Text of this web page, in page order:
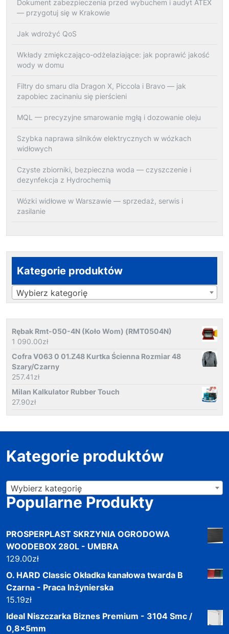
Dokument zabezpieczenia przed wybuchem i audyt ATEX
— przygotuj się w Krakowie
Jak wdrożyć QoS
Wkłady zmiękczająco-odżelaziające: jak poprawić jakość
wody w domu
Filtry do smaru dla Dragon X, Piccola i Bravo — jak
zapobiec zacinaniu się pierścieni
MQL — precyzyjne smarowanie mgłą i dozowanie oleju
Szybka naprawa silników elektrycznych w wózkach
widłowych
Czyste zbiorniki, bezpieczna woda — czyszczenie i
dezynfekcja z Hydrochemią
Wózki widłowe w Warszawie — sprzedaż, serwis i
zasilanie
Kategorie produktów
Wybierz kategorię
Rębak Rmt-050-4N (Koło Wom) (RMT0504N)
1 090.00zł
Cofra V063 0 01.Z48 Kurtka Ścienna Rozmiar 48
Szary/Czarny
257.41zł
Milan Kalkulator Rubber Touch
27.90zł
Kategorie produktów
Wybierz kategorię
Popularne Produkty
PROSPERPLAST SKRZYNIA OGRODOWA
WOODEBOX 280L - UMBRA
129.00zł
O. HARD Classic Okładka kanałowa twarda B
Czarna - Praca Inżynierska
15.19zł
Ideal Niszczarka Biznes Premium - 3104 Smc /
0,8x5mm